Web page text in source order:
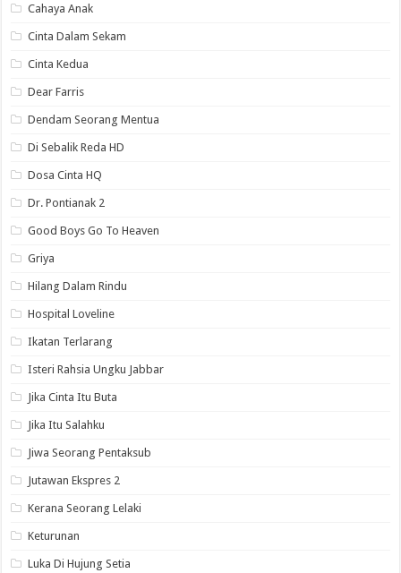
Cahaya Anak
Cinta Dalam Sekam
Cinta Kedua
Dear Farris
Dendam Seorang Mentua
Di Sebalik Reda HD
Dosa Cinta HQ
Dr. Pontianak 2
Good Boys Go To Heaven
Griya
Hilang Dalam Rindu
Hospital Loveline
Ikatan Terlarang
Isteri Rahsia Ungku Jabbar
Jika Cinta Itu Buta
Jika Itu Salahku
Jiwa Seorang Pentaksub
Jutawan Ekspres 2
Kerana Seorang Lelaki
Keturunan
Luka Di Hujung Setia